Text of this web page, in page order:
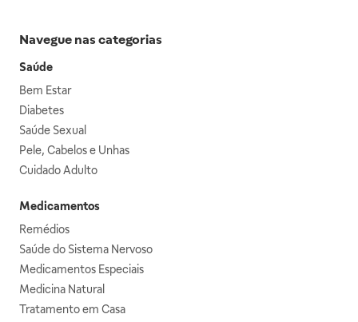
Navegue nas categorias
Saúde
Bem Estar
Diabetes
Saúde Sexual
Pele, Cabelos e Unhas
Cuidado Adulto
Medicamentos
Remédios
Saúde do Sistema Nervoso
Medicamentos Especiais
Medicina Natural
Tratamento em Casa